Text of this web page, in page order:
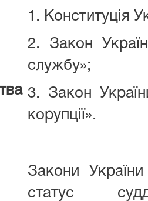
1. Конституція
2. Закон
службу»;
3. Закон
корупції».
Закони
статус